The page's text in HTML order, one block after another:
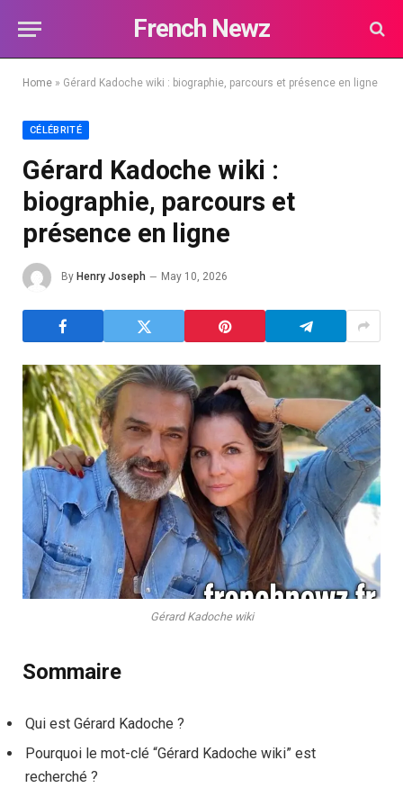
French Newz
Home » Gérard Kadoche wiki : biographie, parcours et présence en ligne
CÉLÉBRITÉ
Gérard Kadoche wiki :
biographie, parcours et
présence en ligne
By Henry Joseph May 10, 2026
Gérard Kadoche wiki
Sommaire
Qui est Gérard Kadoche ?
Pourquoi le mot-clé “Gérard Kadoche wiki” est
recherché ?